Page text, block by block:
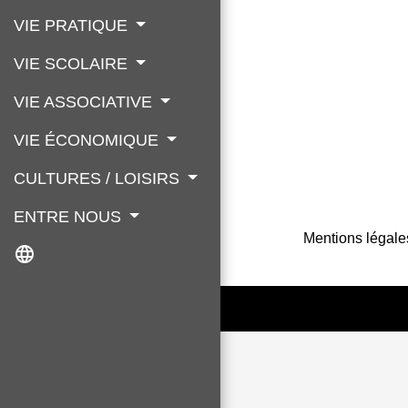
VIE PRATIQUE
VIE SCOLAIRE
VIE ASSOCIATIVE
VIE ÉCONOMIQUE
CULTURES / LOISIRS
ENTRE NOUS
language
Mentions